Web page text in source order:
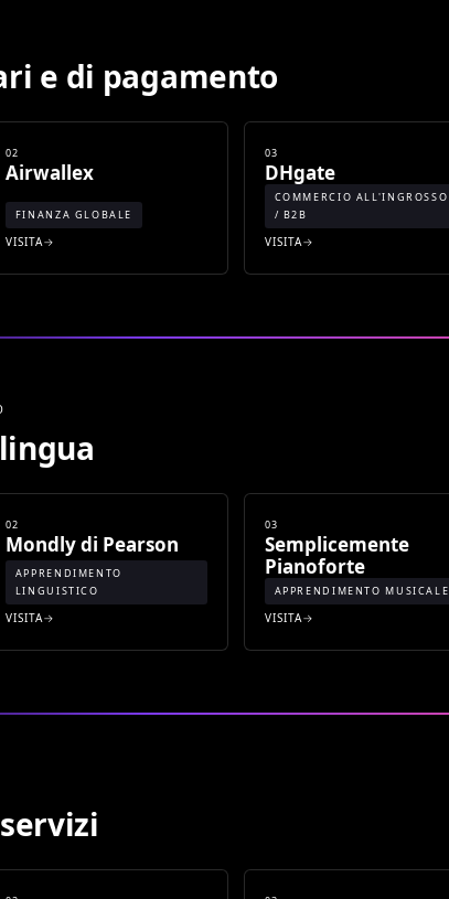
e di pagamento
02
Airwallex
FINANZA GLOBALE
VISITA
03
DHgate
COMMERCIO ALL'INGROSSO
/ B2B
VISITA
02
Mondly di Pearson
APPRENDIMENTO
LINGUISTICO
VISITA
03
Semplicemente
Pianoforte
APPRENDIMENTO MUSICALE
VISITA